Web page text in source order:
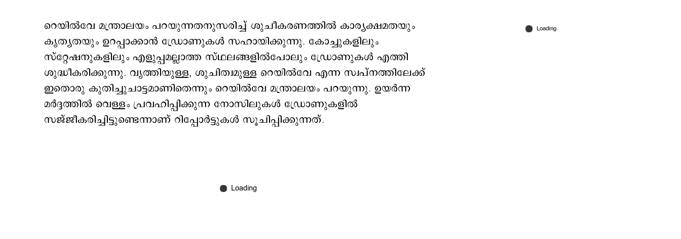
റെയിൽവേ മന്ത്രാലയം പറയുന്നതനുസരിച്ച് ശുചീകരണത്തിൽ കാര്യക്ഷമതയും
കൃത്യതയും ഉറപ്പാക്കാൻ ഡ്രോണുകൾ സഹായിക്കുന്നു. കോച്ചുകളിലും
സ്റ്റേഷനുകളിലും എളുപ്പമല്ലാത്ത സ്ഥലങ്ങളില്‍പോലും ഡ്രോണുകള്‍ എത്തി
ശുദ്ധീകരിക്കുന്നു. വൃത്തിയുള്ള, ശുചിത്വമുള്ള റെയില്‍വേ എന്ന സ്വപ്നത്തിലേക്ക്
ഇതൊരു കുതിച്ചുചാട്ടമാണിതെന്നും റെയില്‍വേ മന്ത്രാലയം പറയുന്നു. ഉയർന്ന
മർദ്ദത്തില്‍ വെള്ളം പ്രവഹിപ്പിക്കുന്ന നോസിലുകൾ ഡ്രോണുകളിൽ
സജ്ജീകരിച്ചിട്ടുണ്ടെന്നാണ് റിപ്പോർട്ടുകൾ സൂചിപ്പിക്കുന്നത്.